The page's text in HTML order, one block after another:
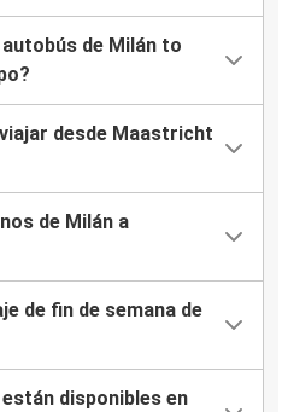
de Milán to
desde Maastricht
de Milán a
de fin de semana de
disponibles en